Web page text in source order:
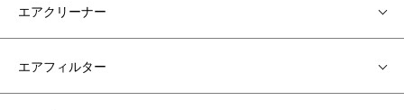
エアクリーナー
エアフィルター